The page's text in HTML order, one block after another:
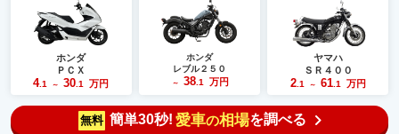
ホンダ
ＰＣＸ
4.1 ～ 30 .1 万円
ホンダ
レブル２５０
～ 38.1 万円
ヤマハ
ＳＲ４００
2.1 ～ 61.1 万円
無料 簡単30秒! 愛車の相場を調べる